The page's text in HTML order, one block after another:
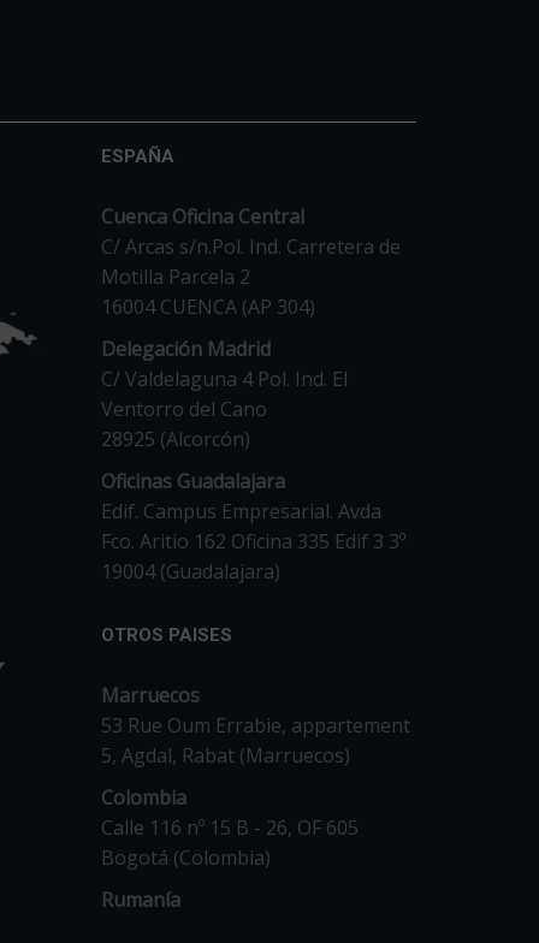
ESPAÑA
Cuenca Oficina Central
C/ Arcas s/n.Pol. Ind. Carretera de
Motilla Parcela 2
16004 CUENCA (AP 304)
Delegación Madrid
C/ Valdelaguna 4 Pol. Ind. El
Ventorro del Cano
28925 (Alcorcón)
Oficinas Guadalajara
Edif. Campus Empresarial. Avda
Fco. Aritio 162 Oficina 335 Edif 3 3º
19004 (Guadalajara)
OTROS PAISES
Marruecos
53 Rue Oum Errabie, appartement
5, Agdal, Rabat (Marruecos)
Colombia
Calle 116 nº 15 B - 26, OF 605
Bogotá (Colombia)
Rumanía